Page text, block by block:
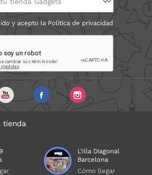
y acepto laPolítica de privacidad
tienda
L'Illa Diagonal
Barcelona
Cómo llegar